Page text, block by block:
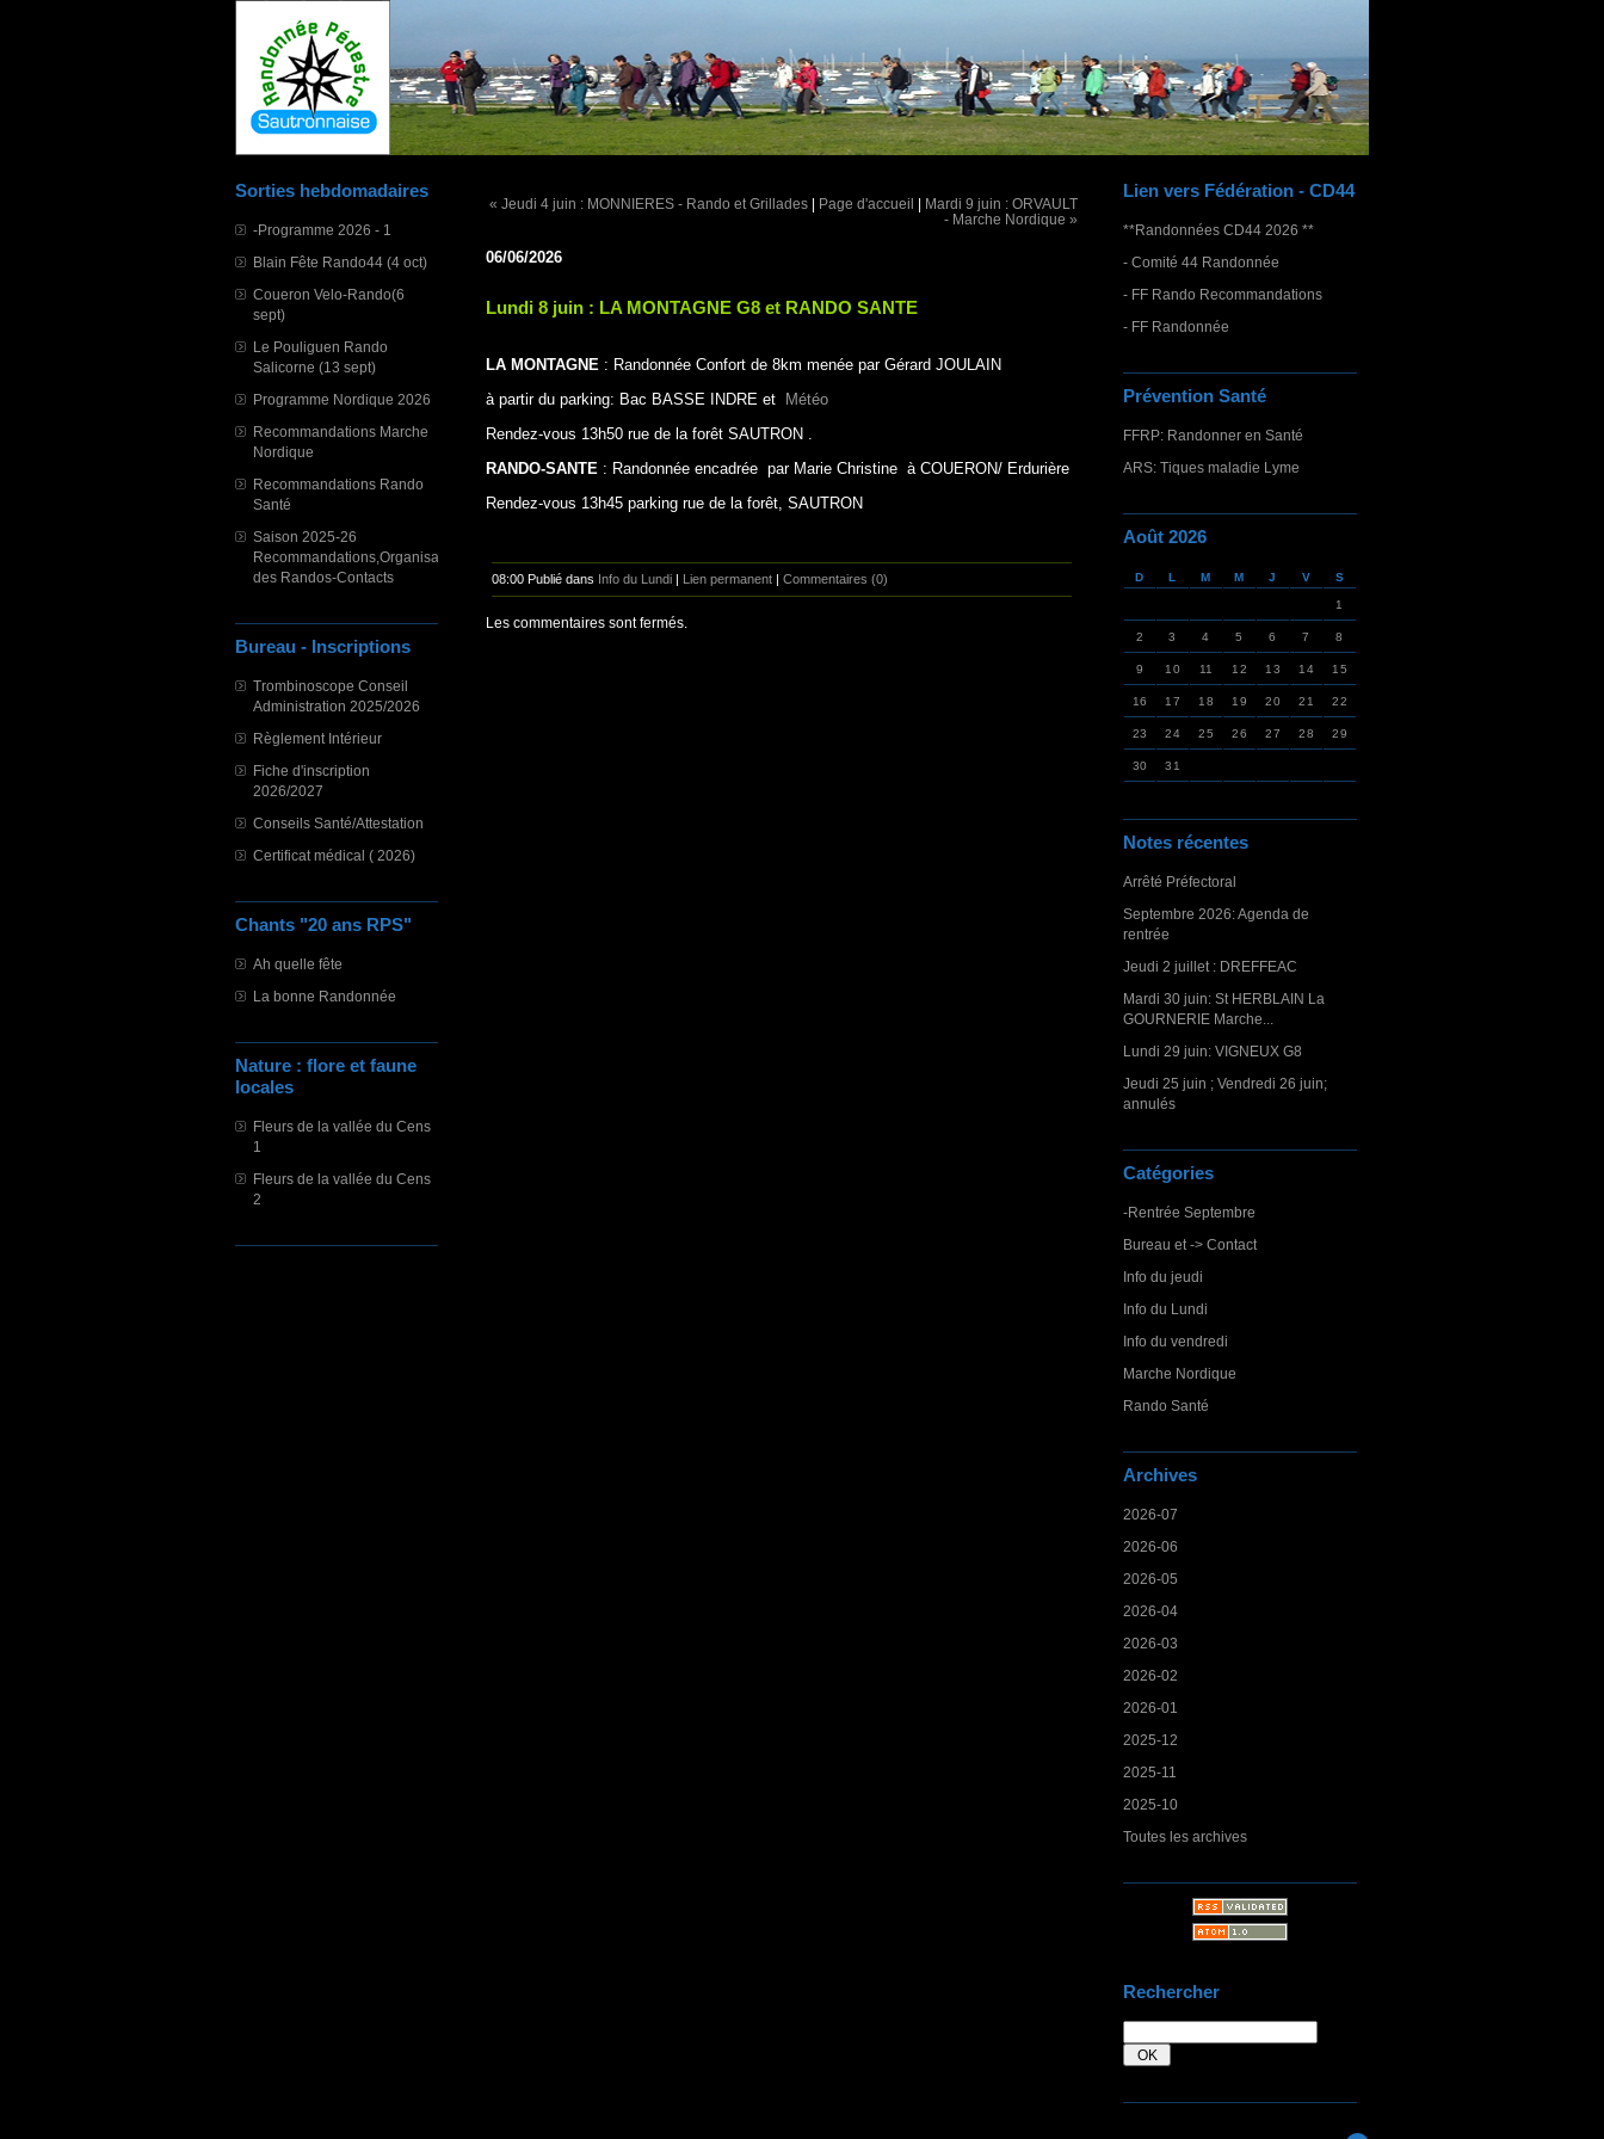
Sorties hebdomadaires
-Programme 2026 - 1
Blain Fête Rando44 (4 oct)
Coueron Velo-Rando(6
sept)
Le Pouliguen Rando
Salicorne (13 sept)
Programme Nordique 2026
Recommandations Marche
Nordique
Recommandations Rando
Santé
Saison 2025-26
Recommandations,Organisation
des Randos-Contacts
Bureau - Inscriptions
Trombinoscope Conseil
Administration 2025/2026
Règlement Intérieur
Fiche d'inscription
2026/2027
Conseils Santé/Attestation
Certificat médical ( 2026)
Chants "20 ans RPS"
Ah quelle fête
La bonne Randonnée
Nature : flore et faune
locales
Fleurs de la vallée du Cens
1
Fleurs de la vallée du Cens
2
Lien vers Fédération - CD44
**Randonnées CD44 2026 **
- Comité 44 Randonnée
- FF Rando Recommandations
- FF Randonnée
Prévention Santé
FFRP: Randonner en Santé
ARS: Tiques maladie Lyme
Août 2026
D L M M J V S
1
2 3 4 5 6 7 8
9 10 11 12 13 14 15
16 17 18 19 20 21 22
23 24 25 26 27 28 29
30 31
Notes récentes
Arrêté Préfectoral
Septembre 2026: Agenda de
rentrée
Jeudi 2 juillet : DREFFEAC
Mardi 30 juin: St HERBLAIN La
GOURNERIE Marche...
Lundi 29 juin: VIGNEUX G8
Jeudi 25 juin ; Vendredi 26 juin;
annulés
Catégories
-Rentrée Septembre
Bureau et -> Contact
Info du jeudi
Info du Lundi
Info du vendredi
Marche Nordique
Rando Santé
Archives
2026-07
2026-06
2026-05
2026-04
2026-03
2026-02
2026-01
2025-12
2025-11
2025-10
Toutes les archives
Rechercher
« Jeudi 4 juin : MONNIERES - Rando et Grillades | Page d'accueil | Mardi 9 juin : ORVAULT
- Marche Nordique »
06/06/2026
Lundi 8 juin : LA MONTAGNE G8 et RANDO SANTE
LA MONTAGNE : Randonnée Confort de 8km menée par Gérard JOULAIN
à partir du parking: Bac BASSE INDRE et
Météo
Rendez-vous 13h50 rue de la forêt SAUTRON .
RANDO-SANTE : Randonnée encadrée par Marie Christine à COUERON/ Erdurière
Rendez-vous 13h45 parking rue de la forêt, SAUTRON
08:00 Publié dans Info du Lundi | Lien permanent | Commentaires (0)
Les commentaires sont fermés.